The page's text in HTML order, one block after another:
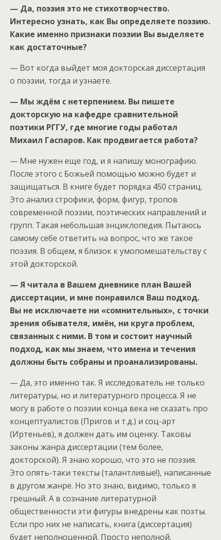
— Да, поэзия это не стихотворчество.
Интересно узнать, как Вы определяете поэзию.
Какие именно признаки поэзии Вы выделяете
как достаточные?
— Вот когда выйдет моя докторская диссертация
о поэзии, тогда и узнаете.
— Мы ждём с нетерпением. Вы пишете
докторскую на кафедре сравнительной
поэтики РГГУ, где многие годы работал
Михаил Гаспаров. Как продвигается работа?
— Мне нужен еще год, и я напишу монографию.
После этого с Божьей помощью можно будет и
защищаться. В книге будет порядка 450 страниц.
Это анализ строфики, форм, фигур, тропов
современной поэзии, поэтических направлений и
групп. Такая небольшая энциклопедия. Пытаюсь
самому себе ответить на вопрос, что же такое
поэзия. В общем, я близок к умопомешательству с
этой докторской.
— Я читала в Вашем дневнике план Вашей
диссертации, и мне понравился Ваш подход.
Вы не исключаете ни «сомнительных», с точки
зрения обывателя, имён, ни круга проблем,
связанных с ними. В том и состоит научный
подход, как мы знаем, что имена и течения
должны быть собраны и проанализированы.
— Да, это именно так. Я исследователь не только
литературы, но и литературного процесса. Я не
могу в работе о поэзии конца века не сказать про
концептуалистов (Пригов и т.д.) и соц-арт
(Иртеньев), я должен дать им оценку. Таковы
законы жанра диссертации (тем более,
докторской). Я знаю хорошо, что это не поэзия.
Это опять-таки тексты (талантливые!), написанные
в другом жанре. Но это знаю, видимо, только я
грешный. А в сознание литературной
общественности эти фигуры внедрены как поэты.
Если про них не написать, книга (диссертация)
будет неполноценной. Просто неполной.